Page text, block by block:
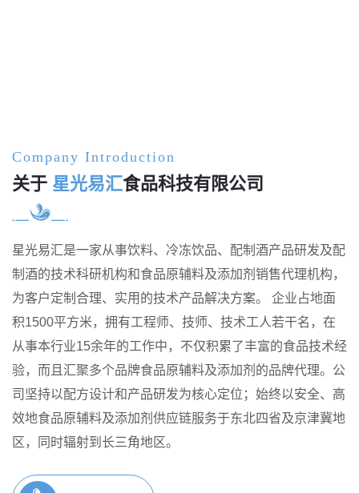
Company Introduction
关于 星光易汇食品科技有限公司
星光易汇是一家从事饮料、冷冻饮品、配制酒产品研发及配
制酒的技术科研机构和食品原辅料及添加剂销售代理机构，
为客户定制合理、实用的技术产品解决方案。 企业占地面
积1500平方米，拥有工程师、技师、技术工人若干名，在
从事本行业15余年的工作中，不仅积累了丰富的食品技术经
验，而且汇聚多个品牌食品原辅料及添加剂的品牌代理。公
司坚持以配方设计和产品研发为核心定位；始终以安全、高
效地食品原辅料及添加剂供应链服务于东北四省及京津冀地
区，同时辐射到长三角地区。